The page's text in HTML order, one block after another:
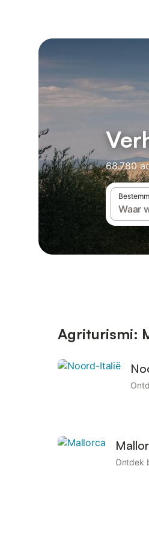
68.780
Agriturismi:
Ontdek